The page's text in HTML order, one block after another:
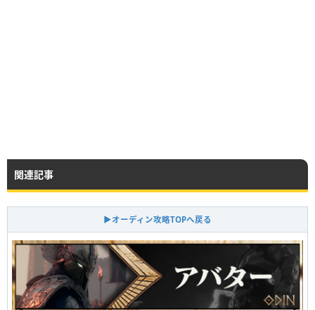
関連記事
▶オーディン攻略TOPへ戻る